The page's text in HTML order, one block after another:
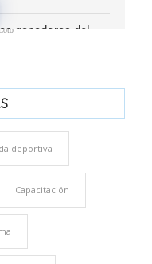
deportiva
Capacitación